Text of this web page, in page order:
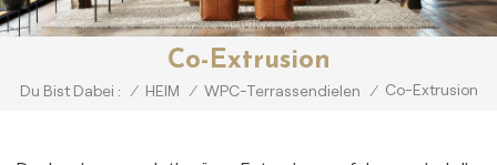
Co-Extrusion
Du Bist Dabei : / HEIM / WPC-Terrassendielen / Co-Extrusion